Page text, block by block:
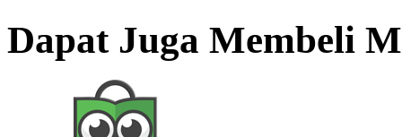
Dapat Juga Membeli